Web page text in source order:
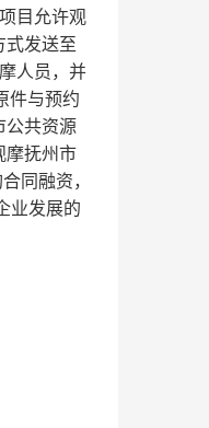
目允许观
式发送至
人员，并
件与预约
公共资源
摩抚州市
同融资，
业发展的